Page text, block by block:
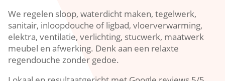
We regelen sloop, waterdicht maken, tegelwerk,
sanitair, inloopdouche of ligbad, vloerverwarming,
elektra, ventilatie, verlichting, stucwerk, maatwerk
meubel en afwerking.​ Denk aan een relaxte
regendouche zonder gedoe.​